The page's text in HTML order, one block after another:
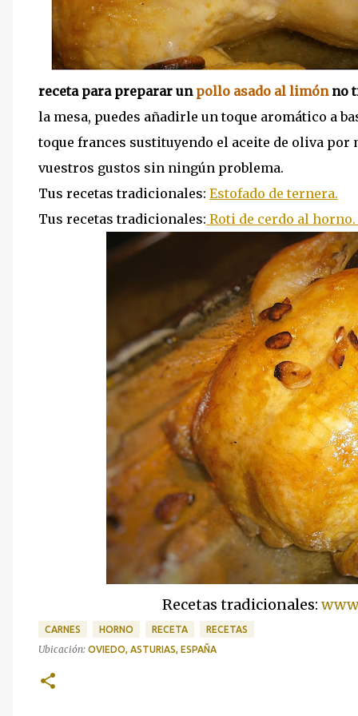
receta para preparar un pollo asado al limónno
la mesa, puedes añadirle un toque aromático a
toque frances sustituyendo el aceite de oliva
vuestros gustos sin ningún problema.
Tus recetas tradicionales: Estofado de ternera.
Tus recetas tradicionales: Roti de cerdo al horno.
Recetas tradicionales:
CARNES HORNO RECETA RECETAS
Ubicación: OVIEDO, ASTURIAS, ESPAÑA